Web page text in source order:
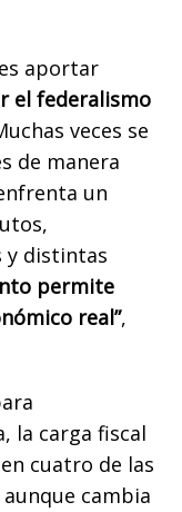
aportar
el federalismo
veces se
de manera
un
y distintas
permite
real”,
la carga fiscal
cuatro de las
cambia